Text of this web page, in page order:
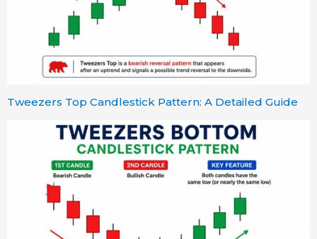
Tweezers Top Candlestick Pattern: A Detailed Guide